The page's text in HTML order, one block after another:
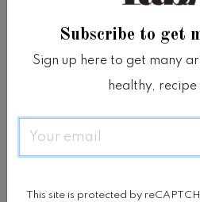
lingkungan di Jepang.
Namun, apa pun bidang
adalah investasi yang
Anda tidak hanya
Subscribe to get
Sign up here to get many
healthy, recipe
Email
This site is protected by